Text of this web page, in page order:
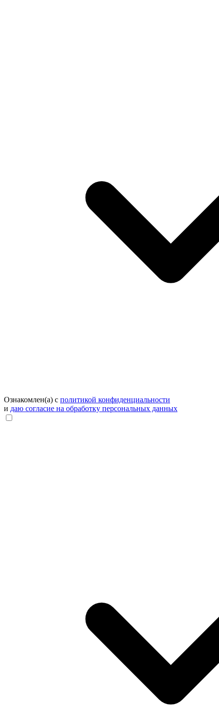
Ознакомлен(а) с политикой конфиденциальности
и даю согласие на обработку персональных данных